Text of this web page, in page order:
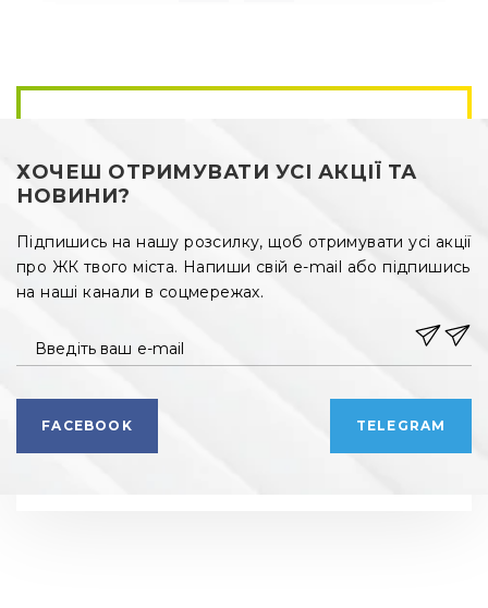
ХОЧЕШ ОТРИМУВАТИ УСІ АКЦІЇ ТА
НОВИНИ?
Підпишись на нашу розсилку, щоб отримувати усі акції
про ЖК твого міста. Напиши свій e-mail або підпишись
на наші канали в соцмережах.
Введіть ваш e-mail
FACEBOOK TELEGRAM